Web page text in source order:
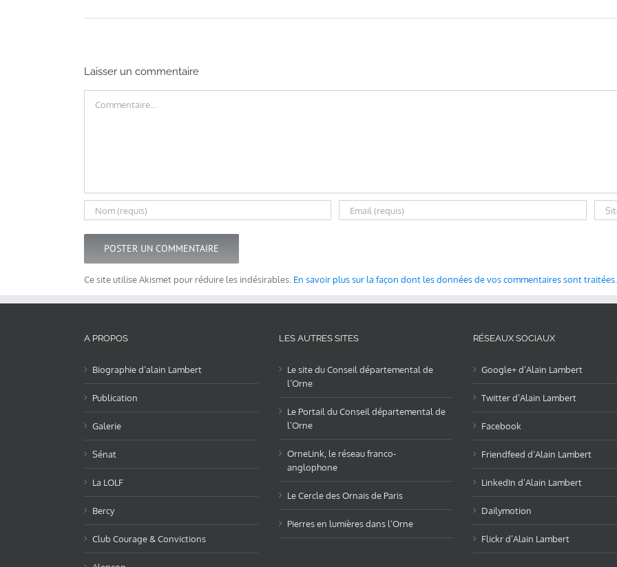
Laisser un commentaire
Ce site utilise Akismet pour réduire les indésirables. En savoir plus sur la façon dont les données de vos commentaires sont traitées
A PROPOS
Biographie d’alain Lambert
Publication
Galerie
Sénat
La LOLF
Bercy
Club Courage & Convictions
LES AUTRES SITES
Le site du Conseil départemental de
l’Orne
Le Portail du Conseil départemental de
l’Orne
OrneLink, le réseau franco-
anglophone
Le Cercle des Ornais de Paris
Pierres en lumières dans l’Orne
RÉSEAUX SOCIAUX
Google+ d’Alain Lambert
Twitter d’Alain Lambert
Facebook
Friendfeed d’Alain Lambert
LinkedIn d’Alain Lambert
Dailymotion
Flickr d’Alain Lambert